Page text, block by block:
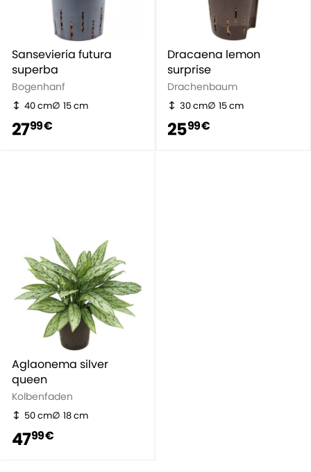
Sansevieria futura
superba
Bogenhanf
40 cm 15 cm
2799 €
Dracaena lemon
surprise
Drachenbaum
30 cm 15 cm
2599 €
Aglaonema silver
queen
Kolbenfaden
50 cm 18 cm
4799 €